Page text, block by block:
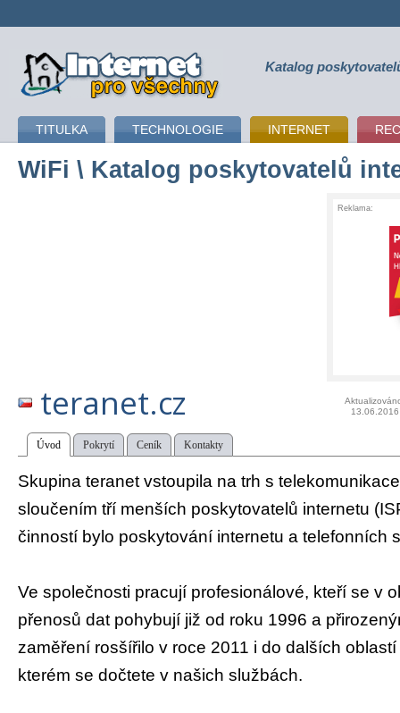
připojení k internetu Katalog
TITULKA TECHNOLOGIE INTERNET
WiFi \ Katalog poskytovatelů
Reklama:
teranet.cz
13.06.2016
Úvod Pokrytí Ceník Kontakty
Skupina teranet vstoupila na trh s
sloučením tří menších poskytovatelů internetu
činností bylo poskytování internetu a telefonních
Ve společnosti pracují profesionálové, kteří se v
přenosů dat pohybují již od roku 1996 a
zaměření rosšířilo v roce 2011 i do dalších
kterém se dočtete v našich službách.